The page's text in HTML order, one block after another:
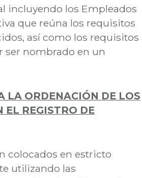
incluyendo los Empleados
que reúna los requisitos
así como los requisitos
ser nombrado en un
LA ORDENACIÓN DE LOS
EL REGISTRO DE
colocados en estricto
utilizando las